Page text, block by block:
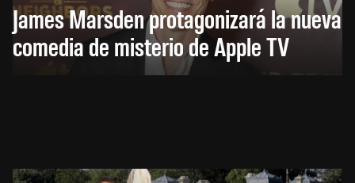
James Marsden protagonizará la nueva
comedia de misterio de Apple TV